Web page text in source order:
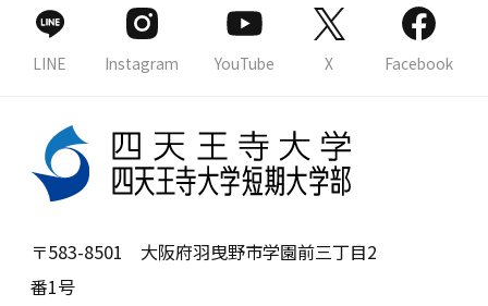
LINE Instagram YouTube X Facebook
〒583-8501 大阪府羽曳野市学園前三丁目2
番1号